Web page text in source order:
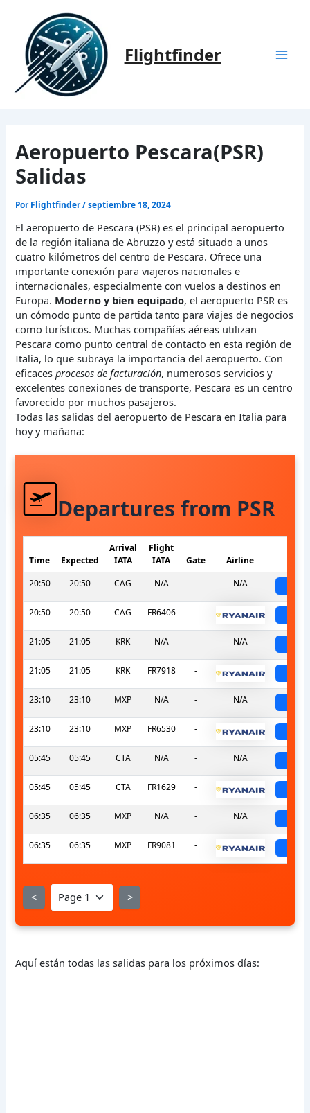
contenido
Flightfinder
Aeropuerto Pescara(PSR)
Salidas
Por Flightfinder/septiembre 18, 2024
El aeropuerto de Pescara (PSR) es el principal aeropuerto
de la región italiana de Abruzzo y está situado a unos
cuatro kilómetros del centro de Pescara. Ofrece una
importante conexión para viajeros nacionales e
internacionales, especialmente con vuelos a destinos en
Europa. Moderno y bien equipado, el aeropuerto PSR es
un cómodo punto de partida tanto para viajes de negocios
como turísticos. Muchas compañías aéreas utilizan
Pescara como punto central de contacto en esta región de
Italia, lo que subraya la importancia del aeropuerto. Con
eficacesprocesos de facturación, numerosos servicios y
excelentes conexiones de transporte, Pescara es un centro
favorecido por muchos pasajeros.
Todas las salidas del aeropuerto de Pescara en Italia para
hoy y mañana:
Departures from PSR
Time Expected
Arrival
IATA
Flight
IATA
Gate Airline
20:50
20:50 CAG N/A - N/A
20:50 20:50 CAG FR6406 -
21:05 21:05 KRK N/A - N/A
21:05 21:05 KRK FR7918 -
23:10 23:10 MXP N/A - N/A
23:10 23:10 MXP FR6530 -
05:45 05:45 CTA N/A - N/A
05:45 05:45 CTA FR1629 -
06:35 06:35 MXP N/A - N/A
06:35 06:35 MXP FR9081 -
< >
Aquí están todas las salidas para los próximos días: